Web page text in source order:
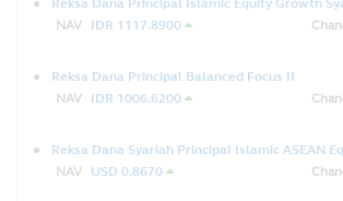
Reksa Dana Principal Islamic Equity Growth
NAV
IDR 1117.8900
Reksa Dana Principal Balanced Focus II
NAV
IDR 1006.6200
Reksa Dana Syariah Principal Islamic ASEAN
NAV
USD 0.8670